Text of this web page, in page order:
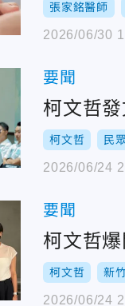
張家銘醫師
2026/06/30
要聞
柯文哲
柯文哲 民
2026/06/24
要聞
柯文哲
柯文哲 新
2026/06/24